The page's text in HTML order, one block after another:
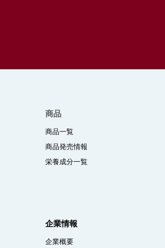
商品
商品一覧
商品発売情報
栄養成分一覧
企業情報
企業概要